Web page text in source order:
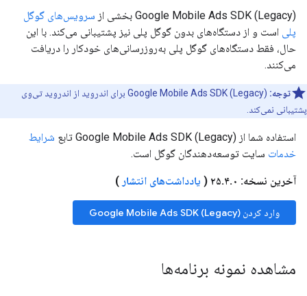
Google Mobile Ads SDK (Legacy) بخشی از سرویس‌های گوگل
پلی است و از دستگاه‌های بدون گوگل پلی نیز پشتیبانی می‌کند. با این
حال، فقط دستگاه‌های گوگل پلی به‌روزرسانی‌های خودکار را دریافت
می‌کنند.
توجه: Google Mobile Ads SDK (Legacy) برای اندروید از اندروید تی‌وی
پشتیبانی نمی‌کند.
استفاده شما از Google Mobile Ads SDK (Legacy) تابع شرایط
خدمات سایت توسعه‌دهندگان گوگل است.
آخرین نسخه: ۲۵.۴.۰ ( یادداشت‌های انتشار )
وارد کردن Google Mobile Ads SDK (Legacy)
مشاهده نمونه برنامه‌ها